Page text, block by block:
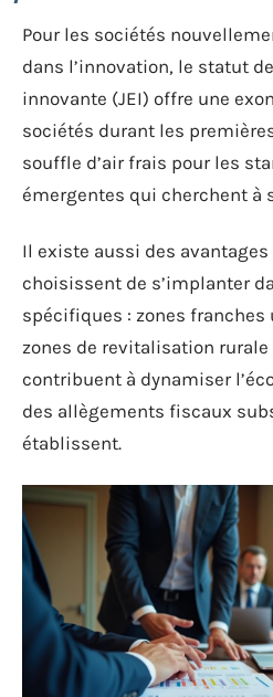
Pour les sociétés
dans l’innovation, le statut
innovante (JEI) offre une
sociétés durant les
souffle d’air frais pour les
émergentes qui cherchent à
Il existe aussi des
choisissent de s’implanter
spécifiques : zones franches
zones de revitalisation rurale
contribuent à dynamiser
des allègements fiscaux
établissent.